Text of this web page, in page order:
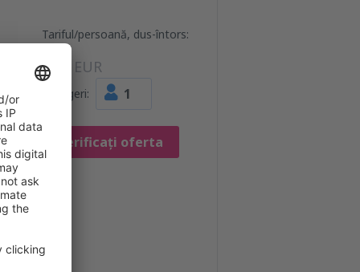
Tariful/persoană, dus-întors:
92 EUR
Pasageri: 1
Verificați oferta